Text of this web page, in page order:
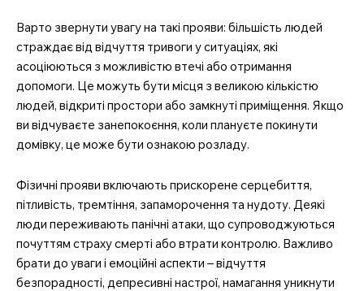
Варто звернути увагу на такі прояви: більшість людей
страждає від відчуття тривоги у ситуаціях, які
асоціюються з можливістю втечі або отримання
допомоги. Це можуть бути місця з великою кількістю
людей, відкриті простори або замкнуті приміщення. Якщо
ви відчуваєте занепокоєння, коли плануєте покинути
домівку, це може бути ознакою розладу.
Фізичні прояви включають прискорене серцебиття,
пітливість, тремтіння, запаморочення та нудоту. Деякі
люди переживають панічні атаки, що супроводжуються
почуттям страху смерті або втрати контролю. Важливо
брати до уваги і емоційні аспекти – відчуття
безпорадності, депресивні настрої, намагання уникнути